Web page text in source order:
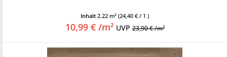
Inhalt 2.22 m² (24,40 € / 1 )
10,99 € /m² UVP23,90 € /m²